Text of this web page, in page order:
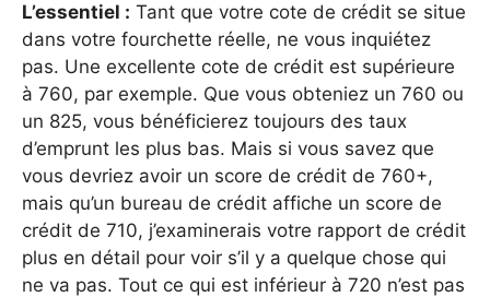
L’essentiel : Tant que votre cote de crédit se situe
dans votre fourchette réelle, ne vous inquiétez
pas. Une excellente cote de crédit est supérieure
à 760, par exemple. Que vous obteniez un 760 ou
un 825, vous bénéficierez toujours des taux
d’emprunt les plus bas. Mais si vous savez que
vous devriez avoir un score de crédit de 760+,
mais qu’un bureau de crédit affiche un score de
crédit de 710, j’examinerais votre rapport de crédit
plus en détail pour voir s’il y a quelque chose qui
ne va pas. Tout ce qui est inférieur à 720 n’est pas